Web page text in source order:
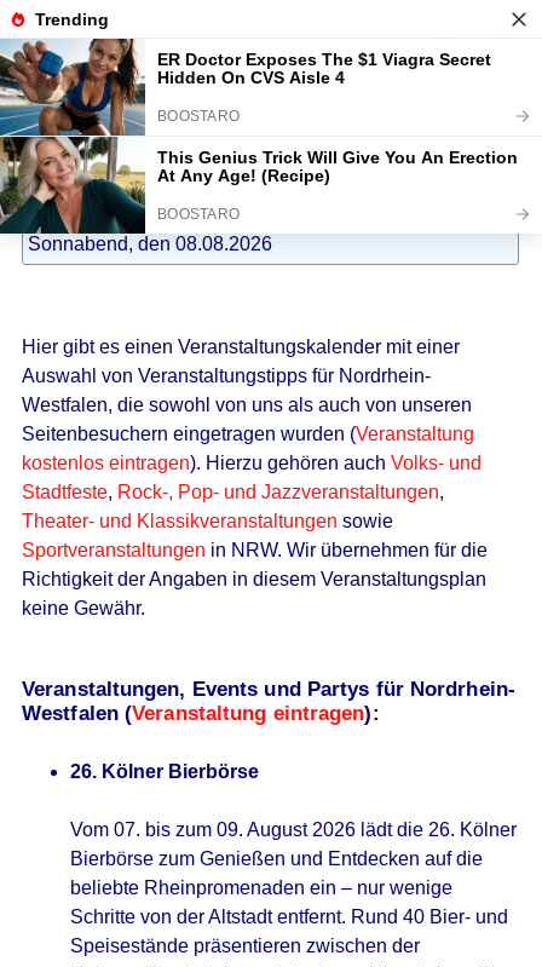
Veranstaltungstipps für Nordrhein-Westfalen
Veranstaltung eintragen
Bald ist Hohes Friedensfest (in Augsburg ein Feiertag):
Sonnabend, den 08.08.2026
Hier gibt es einen Veranstaltungskalender mit einer
Auswahl von Veranstaltungstipps für Nordrhein-
Westfalen, die sowohl von uns als auch von unseren
Seitenbesuchern eingetragen wurden (Veranstaltung
kostenlos eintragen). Hierzu gehören auch Volks- und
Stadtfeste, Rock-, Pop- und Jazzveranstaltungen,
Theater- und Klassikveranstaltungen sowie
Sportveranstaltungen in NRW. Wir übernehmen für die
Richtigkeit der Angaben in diesem Veranstaltungsplan
keine Gewähr.
Veranstaltungen, Events und Partys für Nordrhein-
Westfalen (Veranstaltung eintragen):
26. Kölner Bierbörse
Vom 07. bis zum 09. August 2026 lädt die 26. Kölner
Bierbörse zum Genießen und Entdecken auf die
beliebte Rheinpromenaden ein – nur wenige
Schritte von der Altstadt entfernt. Rund 40 Bier- und
Speisestände präsentieren zwischen der